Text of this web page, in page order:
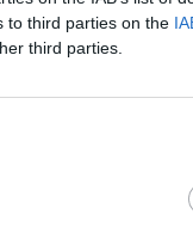
to third parties on the
third parties.
il
e